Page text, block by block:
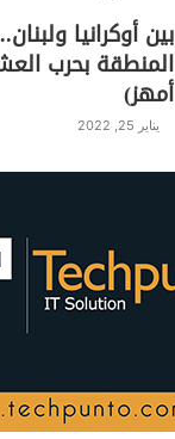
بين أوكرانيا
المنطقة بحرب
أمهز)
يناير 25, 2022